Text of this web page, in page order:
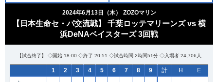
2024年6月13日（木） ZOZOマリン
【日本生命セ・パ交流戦】 千葉ロッテマリーンズ vs 横
浜DeNAベイスターズ 3回戦
【試合終了】 ◇開始 18:00 ◇終了 20:51 ◇試合時間 2時間51分 ◇入場者 24,706人
1 2 3 4 5 6 7 8 9 計 H E